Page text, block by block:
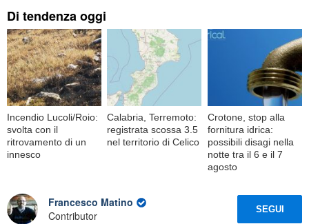
Di tendenza oggi
Incendio Lucoli/Roio:
svolta con il
ritrovamento di un
innesco
Calabria, Terremoto:
registrata scossa 3.5
nel territorio di Celico
Crotone, stop alla
fornitura idrica:
possibili disagi nella
notte tra il 6 e il 7
agosto
Francesco Matino
Contributor
SEGUI